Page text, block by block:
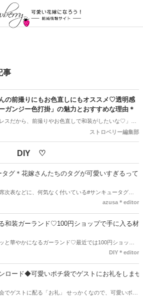
事
の前撮りにもお色直しにもオススメ♡透明感
ガンジー色打掛」の魅力とおすすめな理由＊
スだから、前撮りやお色直しで和装がしたいな♡」と
嫁さんは多いですね♡♡ でも春がすぎてからの季節に和
＊ でもいまどき花嫁さんにSNSなどでも人気なのが、
しい和装のスタイル＊ 今回は、前撮りでもお色直しで
力と、おすすめしたい理由をたっぷりご紹介します！
ストロベリー編集部
DIY ♡
タグ＊花嫁さんたちのタグが可愛いすぎるって
次表などに、何気なく付いている#サンキュータグ実
嫁さんが手作りしてるってご存知でしたか！？あるの
が断然可愛い♡そんなプレ花嫁さんたちの#サンキュー
探してみました♪
azusa＊editor
和装ガーランド♡100円ショップで手に入る材
と華やかになるガーランド♡最近では100円ショップ
た物が販売されていたり、ネット上でダウンロードし
ドしたデザインを印刷する紙をこだわるプレ花嫁さん
や柄などでガラッと印象が変わりますよね♪
DIY＊editor
ロード◆可愛いポチ袋でゲストにお礼をしませ
でゲストに配る「お礼」 せっかくなので、可愛いポチ